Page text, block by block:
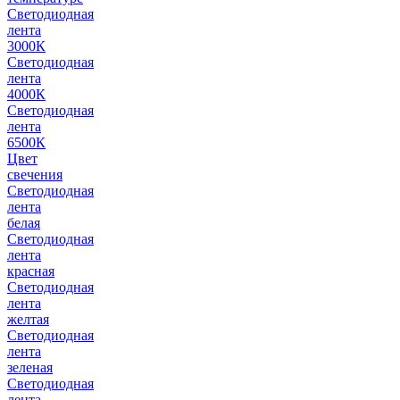
Светодиодная
лента
3000К
Светодиодная
лента
4000К
Светодиодная
лента
6500К
Цвет
свечения
Светодиодная
лента
белая
Светодиодная
лента
красная
Светодиодная
лента
желтая
Светодиодная
лента
зеленая
Светодиодная